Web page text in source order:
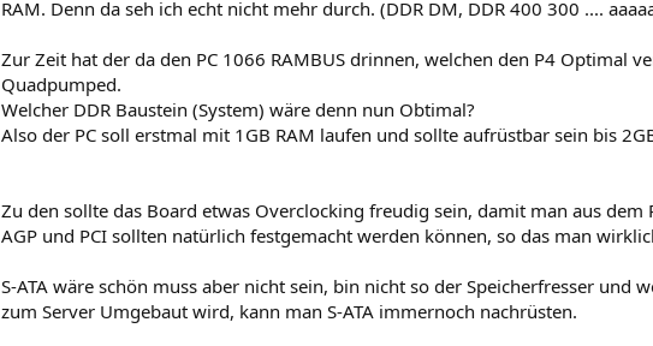
RAM. Denn da seh ich echt nicht mehr durch. (DDR DM, DDR 400 300 ....
Zur Zeit hat der da den PC 1066 RAMBUS drinnen, welchen den P4 Optimal
Quadpumped.
Welcher DDR Baustein (System) wäre denn nun Obtimal?
Also der PC soll erstmal mit 1GB RAM laufen und sollte aufrüstbar sein bis
Zu den sollte das Board etwas Overclocking freudig sein, damit man aus dem
AGP und PCI sollten natürlich festgemacht werden können, so das man
S-ATA wäre schön muss aber nicht sein, bin nicht so der Speicherfresser und
zum Server Umgebaut wird, kann man S-ATA immernoch nachrüsten.